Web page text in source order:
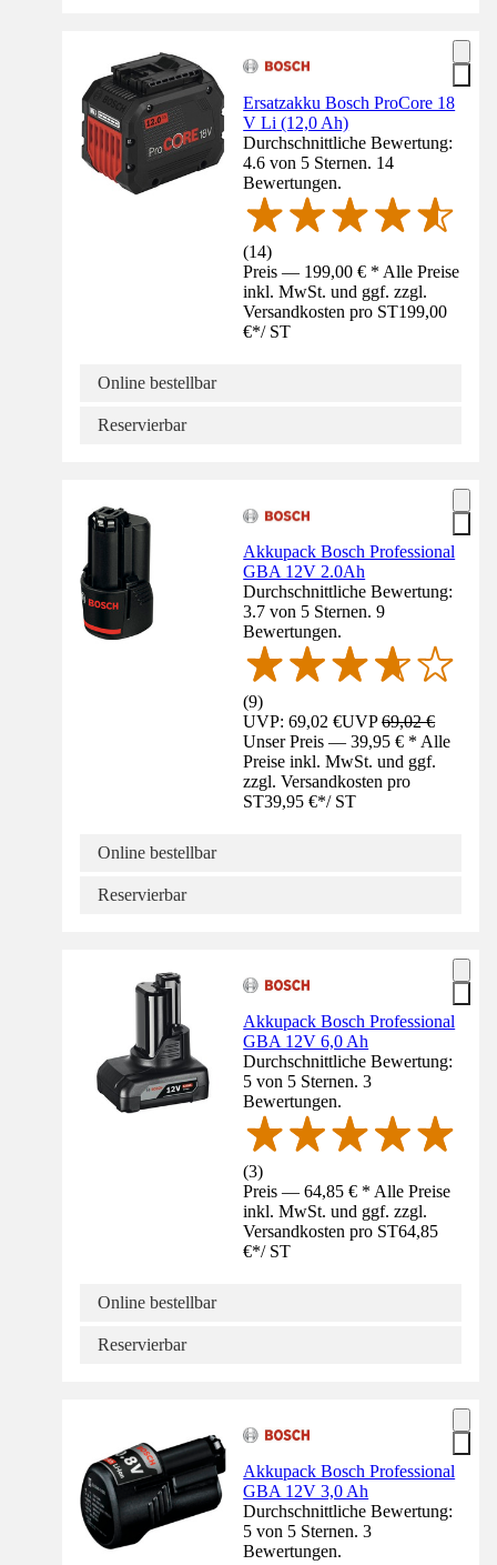
Ersatzakku Bosch ProCore 18
V Li (12,0 Ah)
Durchschnittliche Bewertung:
4.6 von 5 Sternen. 14
Bewertungen.
(14)
Preis — 199,00 € * Alle Preise
inkl. MwSt. und ggf. zzgl.
Versandkosten pro ST199,00
€*/ ST
Online bestellbar
Reservierbar
Akkupack Bosch Professional
GBA 12V 2.0Ah
Durchschnittliche Bewertung:
3.7 von 5 Sternen. 9
Bewertungen.
(9)
UVP: 69,02 €UVP69,02 €
Unser Preis — 39,95 € * Alle
Preise inkl. MwSt. und ggf.
zzgl. Versandkosten pro
ST39,95 €*/ ST
Online bestellbar
Reservierbar
Akkupack Bosch Professional
GBA 12V 6,0 Ah
Durchschnittliche Bewertung:
5 von 5 Sternen. 3
Bewertungen.
(3)
Preis — 64,85 € * Alle Preise
inkl. MwSt. und ggf. zzgl.
Versandkosten pro ST64,85
€*/ ST
Online bestellbar
Reservierbar
Akkupack Bosch Professional
GBA 12V 3,0 Ah
Durchschnittliche Bewertung:
5 von 5 Sternen. 3
Bewertungen.